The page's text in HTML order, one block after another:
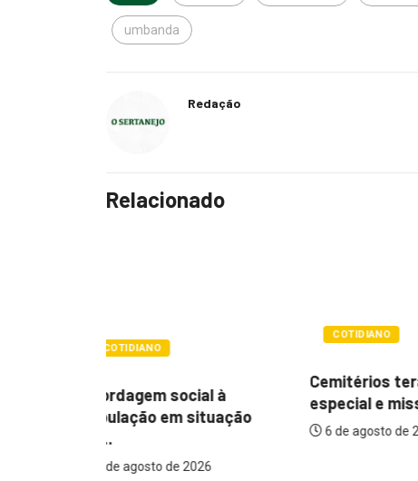
umbanda
Redação
Relacionado
especial e missas no...
6 de agosto de 2026
Itamar